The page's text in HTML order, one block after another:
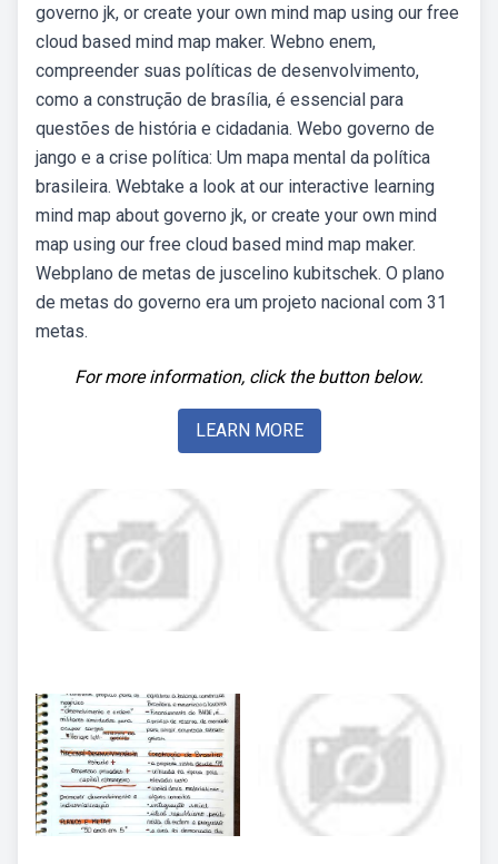
governo jk, or create your own mind map using our free
cloud based mind map maker. Webno enem,
compreender suas políticas de desenvolvimento,
como a construção de brasília, é essencial para
questões de história e cidadania. Webo governo de
jango e a crise política: Um mapa mental da política
brasileira. Webtake a look at our interactive learning
mind map about governo jk, or create your own mind
map using our free cloud based mind map maker.
Webplano de metas de juscelino kubitschek. O plano
de metas do governo era um projeto nacional com 31
metas.
For more information, click the button below.
LEARN MORE